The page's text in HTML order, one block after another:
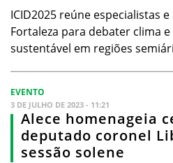
ICID2025 reúne especialistas
Fortaleza para debater clima
sustentável em regiões
EVENTO
3 DE JULHO DE 2023 - 11:21
Alece homenageia
deputado coronel
sessão solene